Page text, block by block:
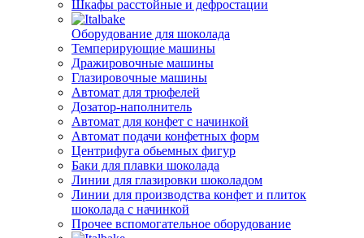
Шкафы расстойные и дефростации
Оборудование для шоколада
Темперирующие машины
Дражировочные машины
Глазировочные машины
Автомат для трюфелей
Дозатор-наполнитель
Автомат для конфет с начинкой
Автомат подачи конфетных форм
Центрифуга обьемных фигур
Баки для плавки шоколада
Линии для глазировки шоколадом
Линии для производства конфет и плиток
шоколада с начинкой
Прочее вспомогательное оборудование